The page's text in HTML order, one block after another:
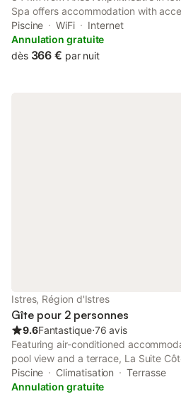
Spa offers accommodation with
spa facilities. The accommodation
outdoor pool, a spa bath and a sauna.
Piscine WiFi
Internet
Annulation gratuite
dès 366 € par nuit
Istres, Région d'Istres
Gîte pour 2 personnes
9.6Fantastique⋅76 avis
Featuring air-conditioned
pool view and a terrace, La Suite
Sauna & Jacuzzi privatifs is located
offers access to a patio and free
Piscine Climatisation
Terrasse
Annulation gratuite